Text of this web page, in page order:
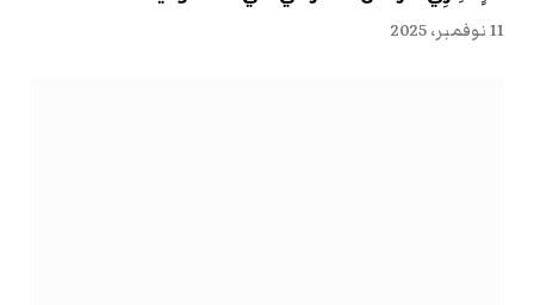
11 نوفمبر، 2025